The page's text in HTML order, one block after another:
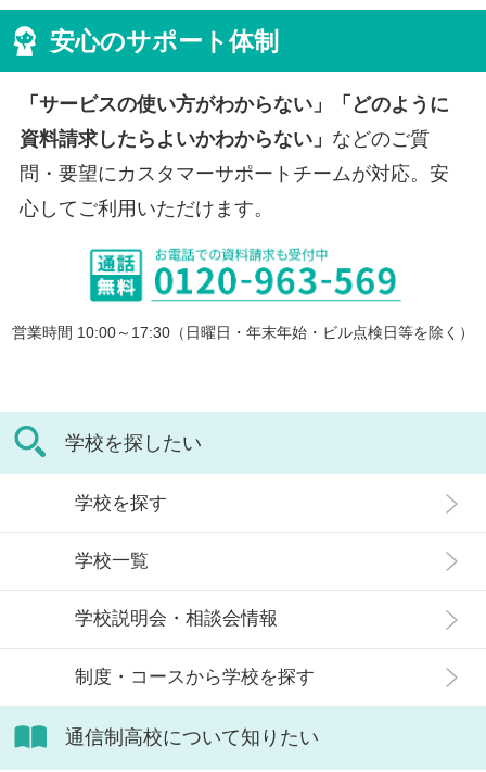
安心のサポート体制
「サービスの使い方がわからない」「どのように
資料請求したらよいかわからない」 などのご質
問・要望にカスタマーサポートチームが対応。安
心してご利用いただけます。
営業時間 10:00～17:30（日曜日・年末年始・ビル点検日等を除く）
学校を探したい
学校を探す
学校一覧
学校説明会・相談会情報
制度・コースから学校を探す
通信制高校について知りたい